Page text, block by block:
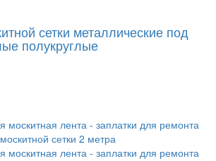
сетки металлические под
полукруглые